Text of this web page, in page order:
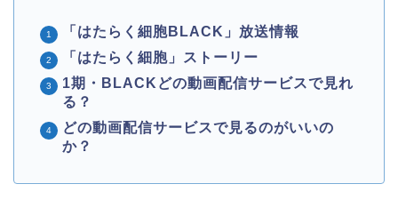
「はたらく細胞BLACK」放送情報
「はたらく細胞」ストーリー
1期・BLACKどの動画配信サービスで見れ
る？
どの動画配信サービスで見るのがいいの
か？